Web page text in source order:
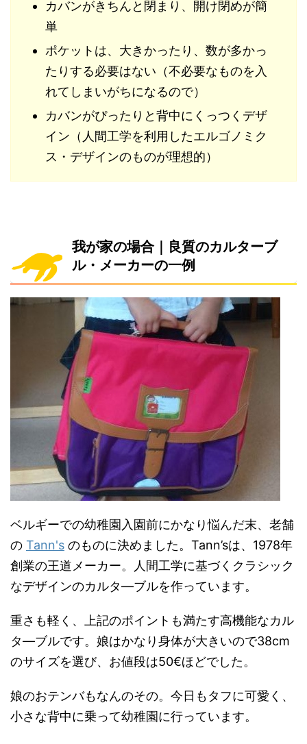
カバンがきちんと閉まり、開け閉めが簡
単
ポケットは、大きかったり、数が多かっ
たりする必要はない（不必要なものを入
れてしまいがちになるので）
カバンがぴったりと背中にくっつくデザ
イン（人間工学を利用したエルゴノミク
ス・デザインのものが理想的）
我が家の場合｜良質のカルターブ
ル・メーカーの一例
ベルギーでの幼稚園入園前にかなり悩んだ末、老舗
の Tann's のものに決めました。Tann’sは、1978年
創業の王道メーカー。人間工学に基づくクラシック
なデザインのカルタ―ブルを作っています。
重さも軽く、上記のポイントも満たす高機能なカル
タ―ブルです。娘はかなり身体が大きいので38cm
のサイズを選び、お値段は50€ほどでした。
娘のおテンバもなんのその。今日もタフに可愛く、
小さな背中に乗って幼稚園に行っています。